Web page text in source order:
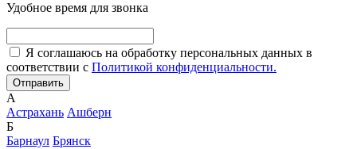
Удобное время для звонка
Я соглашаюсь на обработку персональных данных в
соответствии с Политикой конфиденциальности.
А
Астрахань Ашберн
Б
Барнаул Брянск